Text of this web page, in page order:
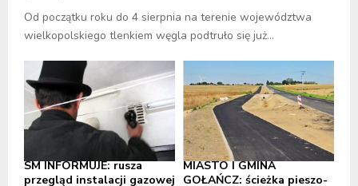
Od początku roku do 4 sierpnia na terenie województwa
wielkopolskiego tlenkiem węgla podtruło się już...
SM INFORMUJE: rusza
przegląd instalacji gazowej
MIASTO I GMINA
GOŁAŃCZ: ścieżka pieszo-